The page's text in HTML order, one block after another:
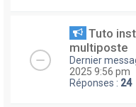
Tuto
multiposte
Dernier
2025 9:56 pm
Réponses : 24